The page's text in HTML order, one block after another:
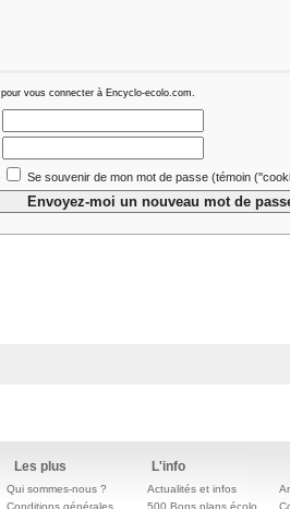
pour vous connecter à Encyclo-ecolo.com.
Se souvenir de mon mot de passe (témoin
Les plus
Qui sommes-nous ?
Conditions générales
L'info
Actualités et infos
500 Bons plans écolo